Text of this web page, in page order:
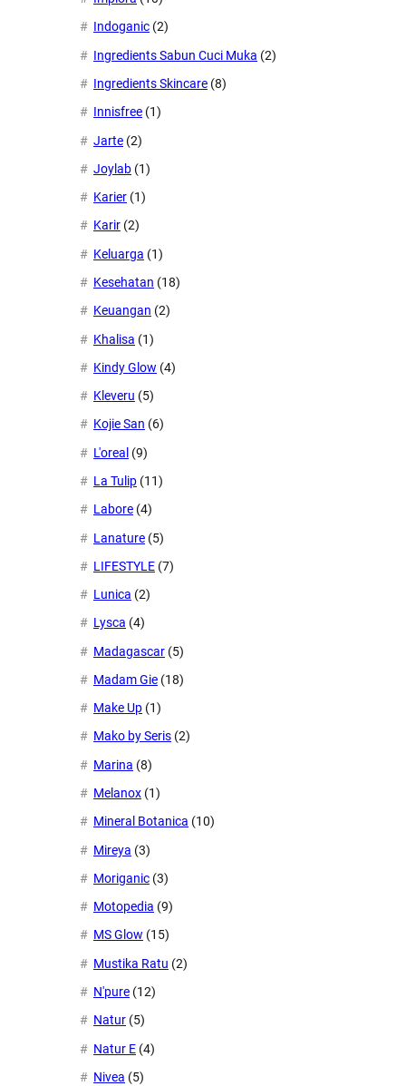
Indoganic (2)
Ingredients Sabun Cuci Muka (2)
Ingredients Skincare (8)
Innisfree (1)
Jarte (2)
Joylab (1)
Karier (1)
Karir (2)
Keluarga (1)
Kesehatan (18)
Keuangan (2)
Khalisa (1)
Kindy Glow (4)
Kleveru (5)
Kojie San (6)
L'oreal (9)
La Tulip (11)
Labore (4)
Lanature (5)
LIFESTYLE (7)
Lunica (2)
Lysca (4)
Madagascar (5)
Madam Gie (18)
Make Up (1)
Mako by Seris (2)
Marina (8)
Melanox (1)
Mineral Botanica (10)
Mireya (3)
Moriganic (3)
Motopedia (9)
MS Glow (15)
Mustika Ratu (2)
N'pure (12)
Natur (5)
Natur E (4)
Nivea (5)